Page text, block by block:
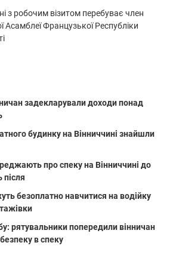
задекларували доходи понад
будинку на Вінниччині знайшли
про спеку на Вінниччині до
після
безоплатно навчитися на водійку
рятувальники попередили вінничан
в спеку
з робочим візитом перебуває член
Асамблеї Французької Республіки